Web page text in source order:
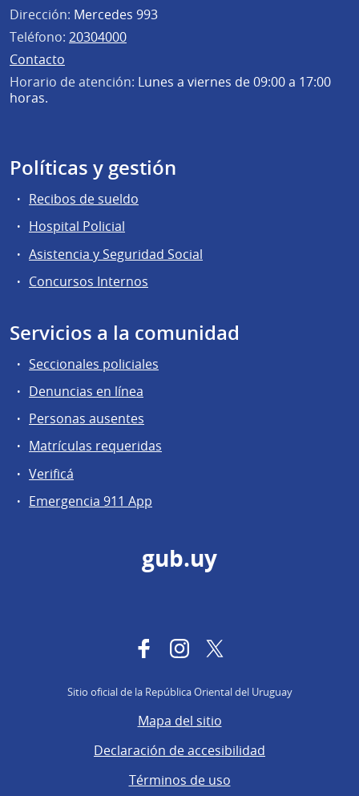
Dirección: Mercedes 993
Teléfono: 20304000
Contacto
Horario de atención: Lunes a viernes de 09:00 a 17:00
horas.
Políticas y gestión
Recibos de sueldo
Hospital Policial
Asistencia y Seguridad Social
Concursos Internos
Servicios a la comunidad
Seccionales policiales
Denuncias en línea
Personas ausentes
Matrículas requeridas
Verificá
Emergencia 911 App
gub.uy
FacebookInstagram
Sitio oficial de la República Oriental del Uruguay
Mapa del sitio
Declaración de accesibilidad
Términos de uso